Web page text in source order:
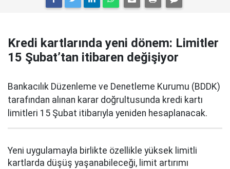
Kredi kartlarında yeni dönem: Limitler
15 Şubat’tan itibaren değişiyor
Bankacılık Düzenleme ve Denetleme Kurumu (BDDK)
tarafından alınan karar doğrultusunda kredi kartı
limitleri 15 Şubat itibarıyla yeniden hesaplanacak.
Yeni uygulamayla birlikte özellikle yüksek limitli
kartlarda düşüş yaşanabileceği, limit artırımı